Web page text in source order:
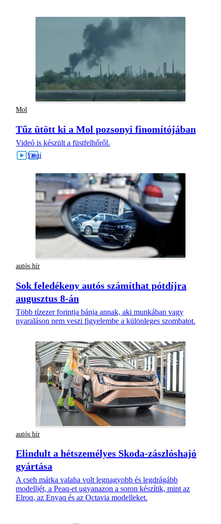
Mol
Tűz ütött ki a Mol pozsonyi finomítójában
Videó is készült a füstfelhőről.
autós hír
Sok feledékeny autós számíthat pótdíjra
augusztus 8-án
Több tízezer forintja bánja annak, aki munkában vagy
nyaraláson nem veszi figyelembe a különleges szombatot.
autós hír
Elindult a hétszemélyes Skoda-zászlóshajó
gyártása
A cseh márka valaha volt legnagyobb és legdrágább
modelljét, a Peaq-et ugyanazon a soron készítik, mint az
Elroq, az Enyaq és az Octavia modelleket.